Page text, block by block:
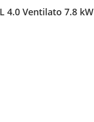
4.0 Ventilato 7.8 kW